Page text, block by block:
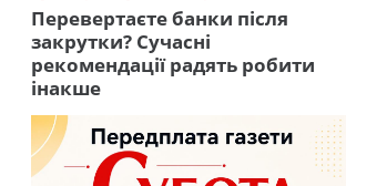
Перевертаєте банки після
закрутки? Сучасні
рекомендації радять робити
інакше